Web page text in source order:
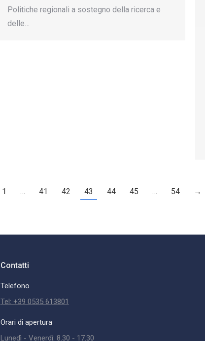
Politiche regionali a sostegno della ricerca e
delle…
1 … 41 42 43 44 45 … 54 →
Contatti
Telefono
Tel: +39 0535 613801
Orari di apertura
Lunedì - Venerdì: 8.30 - 17.30